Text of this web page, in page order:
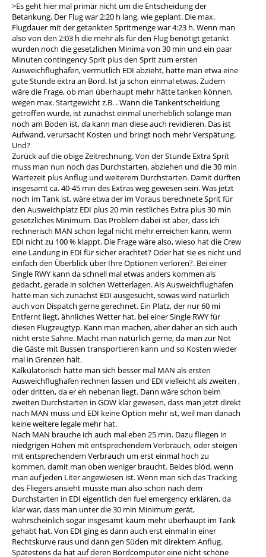
>Es geht hier mal primär nicht um die Entscheidung der
Betankung. Der Flug war 2:20 h lang, wie geplant. Die max.
Flugdauer mit der getankten Spritmenge war 4:23 h. Wenn man
also von den 2:03 h die mehr als für den Flug benötigt getankt
wurden noch die gesetzlichen Minima von 30 min und ein paar
Minuten contingency Sprit plus den Sprit zum ersten
Ausweichflughafen, vermutlich EDI abzieht, hatte man etwa eine
gute Stunde extra an Bord. Ist ja schon einmal etwas. Zudem
wäre die Frage, ob man überhaupt mehr hätte tanken können,
wegen max. Startgewicht z.B. . Wann die Tankentscheidung
getroffen wurde, ist zunächst einmal unerheblich solange man
noch am Boden ist, da kann man diese auch revidieren. Das ist
Aufwand, verursacht Kosten und bringt noch mehr Verspätung.
Und?
Zurück auf die obige Zeitrechnung. Von der Stunde Extra Sprit
muss man nun noch das Durchstarten, abziehen und die 30 min
Wartezeit plus Anflug und weiterem Durchstarten. Damit dürften
insgesamt ca. 40-45 min des Extras weg gewesen sein. Was jetzt
noch im Tank ist, wäre etwa der im Voraus berechnete Sprit für
den Ausweichplatz EDI plus 20 min restliches Extra plus 30 min
gesetzliches Minimum. Das Problem dabei ist aber, dass ich
rechnerisch MAN schon legal nicht mehr erreichen kann, wenn
EDI nicht zu 100 % klappt. Die Frage wäre also, wieso hat die Crew
eine Landung in EDI für sicher erachtet? Oder hat sie es nicht und
einfach den Überblick über Ihre Optionen verloren?. Bei einer
Single RWY kann da schnell mal etwas anders kommen als
gedacht, gerade in solchen Wetterlagen. Als Ausweichflughafen
hatte man sich zunächst EDI ausgesucht, sowas wird natürlich
auch von Dispatch gerne gerechnet. Ein Platz, der nur 60 mi
Entfernt liegt, ähnliches Wetter hat, bei einer Single RWY für
diesen Flugzeugtyp. Kann man machen, aber daher an sich auch
nicht erste Sahne. Macht man natürlich gerne, da man zur Not
die Gäste mit Bussen transportieren kann und so Kosten wieder
mal in Grenzen hält.
Kalkulatorisch hätte man sich besser mal MAN als ersten
Ausweichflughafen rechnen lassen und EDI vielleicht als zweiten ,
oder dritten, da er eh nebenan liegt. Dann wäre schon beim
zweiten Durchstarten in GOW klar gewesen, dass man jetzt direkt
nach MAN muss und EDI keine Option mehr ist, weil man danach
keine weitere legale mehr hat.
Nach MAN brauche ich auch mal eben 25 min. Dazu fliegen in
niedgrigen Höhen mit entsprechendem Verbrauch, oder steigen
mit entsprechendem Verbrauch um erst einmal hoch zu
kommen, damit man oben weniger braucht. Beides blöd, wenn
man auf jeden Liter angewiesen ist. Wenn man sich das Tracking
des Fliegers ansieht musste man also schon nach dem
Durchstarten in EDI eigentlich den fuel emergency erklären, da
klar war, dass man unter die 30 min Minimum gerät,
wahrscheinlich sogar insgesamt kaum mehr überhaupt im Tank
gehabt hat. Von EDI ging es dann auch erst einmal in einer
Rechtskurve raus und dann gen Süden mit direktem Anflug.
Spätestens da hat auf deren Bordcomputer eine nicht schöne